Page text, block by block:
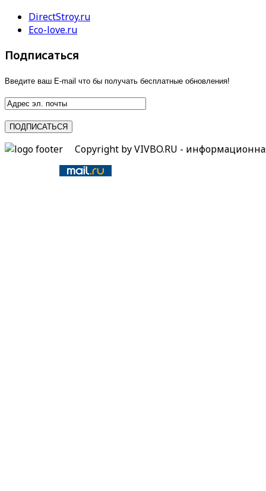
DirectStroy.ru
Eco-love.ru
Подписаться
Введите ваш E-mail что бы получать бесплатные обновления!
Copyright by VIVBO.RU -